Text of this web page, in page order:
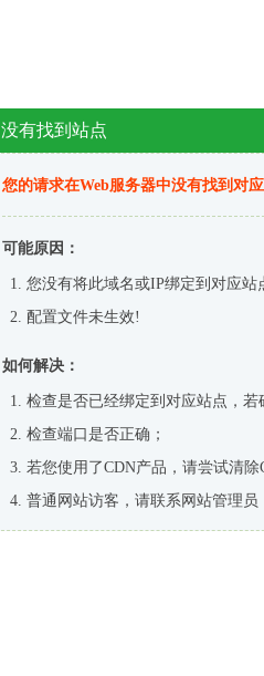
没有找到站点
您的请求在Web服务器中没有找到对
可能原因：
您没有将此域名或IP绑定到对应站
配置文件未生效!
如何解决：
检查是否已经绑定到对应站点，
检查端口是否正确；
若您使用了CDN产品，请尝试清除
普通网站访客，请联系网站管理员